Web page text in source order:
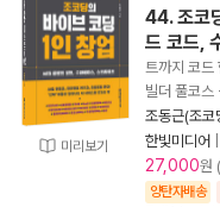
미리보기
44. 조코
드 코드,
트까지 코드
빌더 풀코스
조동근(조코
한빛미디어
27,000원
양탄자배송